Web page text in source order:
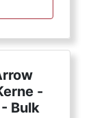
-
Bulk